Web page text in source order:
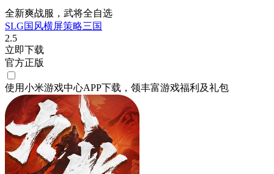
全新爽战服，武将全自选
SLG国风横屏策略三国
2.5
立即下载
官方正版
使用小米游戏中心APP下载 ，领丰富游戏福利 及礼包